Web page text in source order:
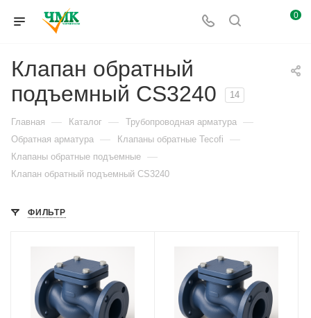
0
Клапан обратный
подъемный CS3240
14
Главная — Каталог — Трубопроводная арматура —
Обратная арматура — Клапаны обратные Tecofi —
Клапаны обратные подъемные —
Клапан обратный подъемный CS3240
ФИЛЬТР